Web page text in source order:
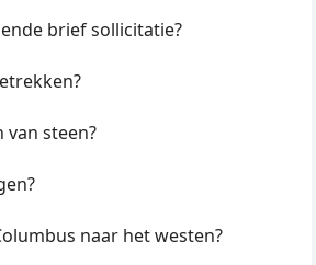
brief sollicitatie?
van steen?
naar het westen?